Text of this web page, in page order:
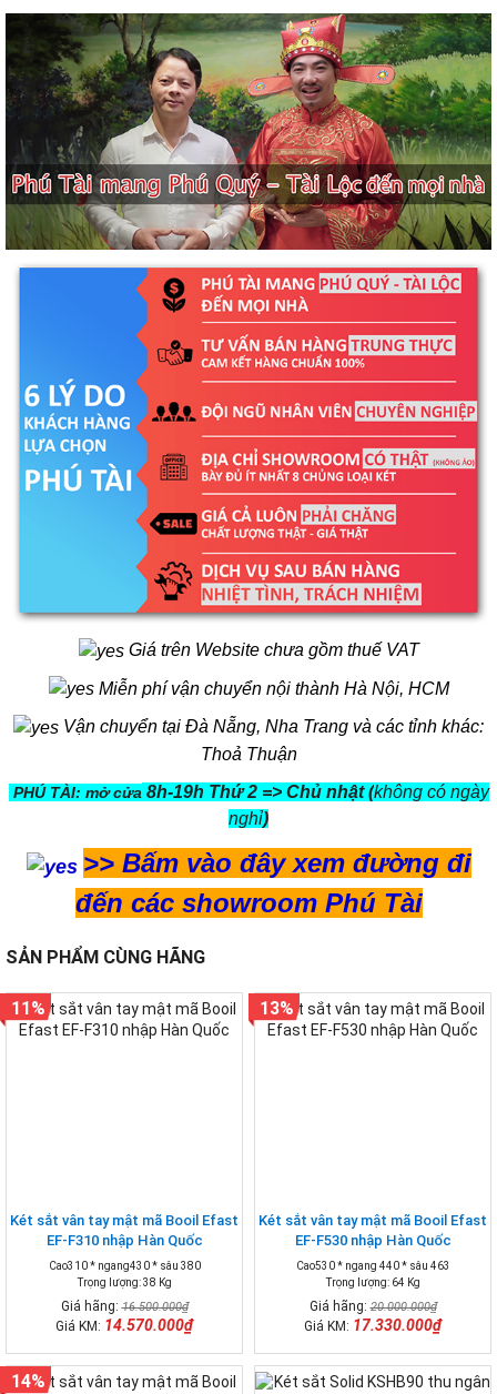
Giá trên Website chưa gồm thuế VAT
Miễn phí vận chuyển nội thành Hà Nội, HCM
Vận chuyển tại Đà Nẵng, Nha Trang và các tỉnh khác:
Thoả Thuận
PHÚ TÀI: mở cửa 8h-19h Thứ 2 => Chủ nhật (không có ngày
nghỉ)
>> Bấm vào đây xem đường đi
đến các showroom Phú Tài
SẢN PHẨM CÙNG HÃNG
Két sắt vân tay mật mã Booil Efast
EF-F310 nhập Hàn Quốc
Cao310 * ngang430 * sâu 380
Trọng lượng: 38 Kg
Giá hãng:16.500.000₫
Giá KM: 14.570.000₫
11%
Két sắt vân tay mật mã Booil Efast
EF-F530 nhập Hàn Quốc
Cao530 * ngang 440 * sâu 463
Trọng lượng: 64 Kg
Giá hãng:20.000.000₫
Giá KM: 17.330.000₫
13%
14%